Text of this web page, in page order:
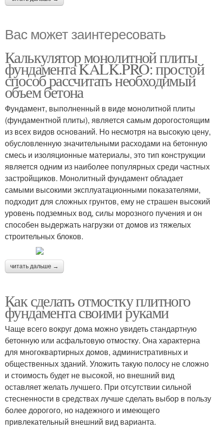
Вас может заинтересовать
Калькулятор монолитной плиты
фундамента KALK.PRO: простой
способ рассчитать необходимый
объем бетона
Фундамент, выполненный в виде монолитной плиты
(фундаментной плиты), является самым дорогостоящим
из всех видов оснований. Но несмотря на высокую цену,
обусловленную значительными расходами на бетонную
смесь и изоляционные материалы, это тип конструкции
является одним из наиболее популярных среди частных
застройщиков. Монолитный фундамент обладает
самыми высокими эксплуатационными показателями,
подходит для сложных грунтов, ему не страшен высокий
уровень подземных вод, силы морозного пучения и он
способен выдержать нагрузки от домов из тяжелых
строительных блоков.
читать дальше →
Как сделать отмостку плитного
фундамента своими руками
Чаще всего вокруг дома можно увидеть стандартную
бетонную или асфальтовую отмостку. Она характерна
для многоквартирных домов, административных и
общественных зданий. Уложить такую полосу не сложно
и стоимость будет не высокой, но внешний вид
оставляет желать лучшего. При отсутствии сильной
стесненности в средствах лучше сделать выбор в пользу
более дорогого, но надежного и имеющего
привлекательный внешний вид варианта.